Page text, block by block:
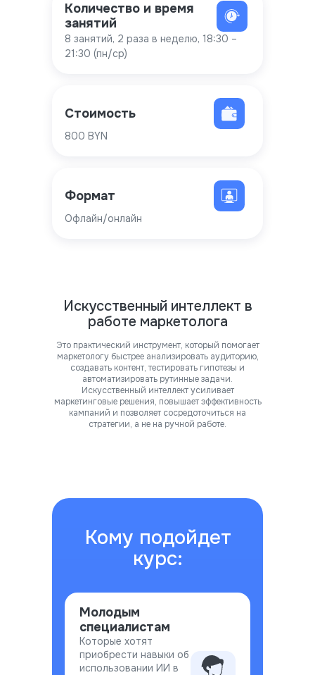
Количество и время
занятий
8 занятий, 2 раза в неделю, 18:30 –
21:30 (пн/ср)
Стоимость
800 BYN
Формат
Офлайн/онлайн
Искусственный интеллект в
работе маркетолога
Это практический инструмент, который помогает
маркетологу быстрее анализировать аудиторию,
создавать контент, тестировать гипотезы и
автоматизировать рутинные задачи.
Искусственный интеллект усиливает
маркетинговые решения, повышает эффективность
кампаний и позволяет сосредоточиться на
стратегии, а не на ручной работе.
Кому подойдет
курс:
Молодым
специалистам
Которые хотят
приобрести навыки об
использовании ИИ в